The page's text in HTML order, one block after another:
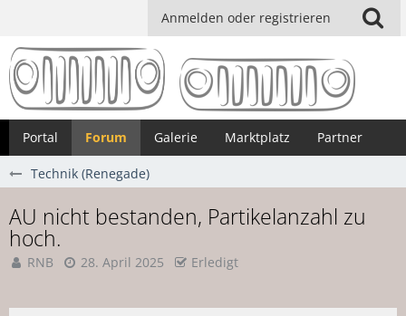
Anmelden oder registrieren
Portal Forum Galerie Marktplatz Partner
Technik (Renegade)
AU nicht bestanden, Partikelanzahl zu
hoch.
RNB 28. April 2025 Erledigt